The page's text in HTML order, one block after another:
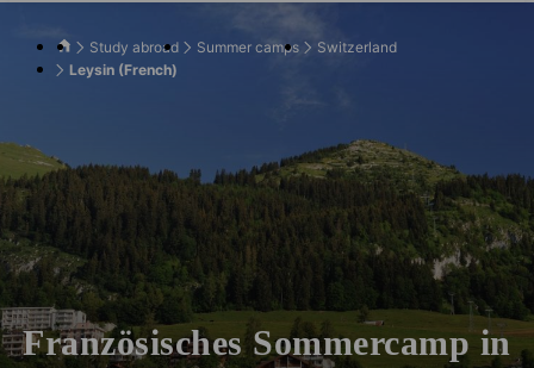
Study abroad Summer camps
Switzerland
Leysin (French)
Französisches Sommercamp in